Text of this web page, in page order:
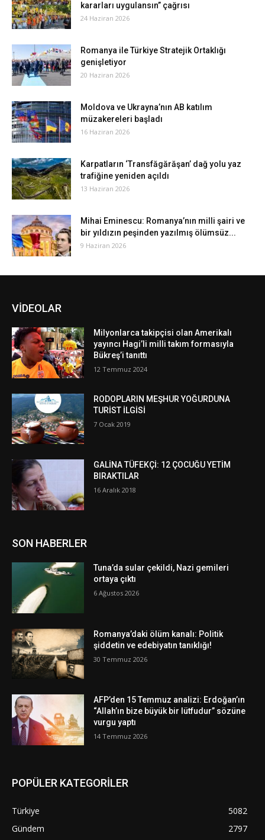
kararları uygulansın” çağrısı
24 Haziran 2026
Romanya ile Türkiye Stratejik Ortaklığı
genişletiyor
20 Haziran 2026
Moldova ve Ukrayna’nın AB katılım
müzakereleri başladı
16 Haziran 2026
Karpatların ‘Transfăgărăşan’ dağ yolu yaz
trafiğine yeniden açıldı
13 Haziran 2026
Mihai Eminescu: Romanya’nın milli şairi ve
bir yıldızın peşinden yazılmış ölümsüz...
9 Haziran 2026
VİDEOLAR
Milyonlarca takipçisi olan Amerikalı
yayıncı Hagi’li milli takım formasıyla
Bükreş’i tanıttı
12 Temmuz 2024
RODOPLARIN MEŞHUR YOĞURDUNA
TURİST İLGİSİ
7 Ocak 2019
GALİNA TÜFEKÇİ: 12 ÇOCUĞU YETİM
BIRAKTILAR
16 Aralık 2018
SON HABERLER
Tuna’da sular çekildi, Nazi gemileri
ortaya çıktı
6 Ağustos 2026
Romanya’daki ölüm kanalı: Politik
şiddetin ve edebiyatın tanıklığı!
30 Temmuz 2026
AFP’den 15 Temmuz analizi: Erdoğan’ın
“Allah’ın bize büyük bir lütfudur” sözüne
vurgu yaptı
14 Temmuz 2026
POPÜLER KATEGORİLER
Türkiye
5082
Gündem
2797